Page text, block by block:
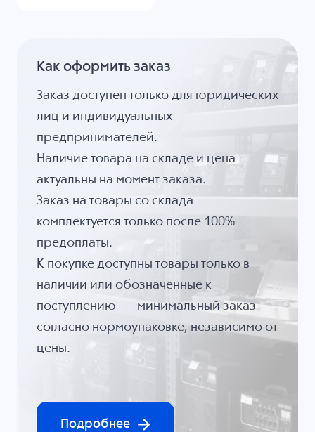
Как оформить заказ
Заказ доступен только для юридических
лиц и индивидуальных
предпринимателей.
Наличие товара на складе и цена
актуальны на момент заказа.
Заказ на товары со склада
комплектуется только после 100%
предоплаты.
К покупке доступны товары только в
наличии или обозначенные к
поступлению — минимальный заказ
согласно нормоупаковке, независимо от
цены.
Подробнее